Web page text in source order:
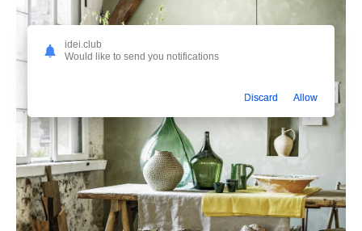
idei.club
Would like to send you notifications
Discard Allow